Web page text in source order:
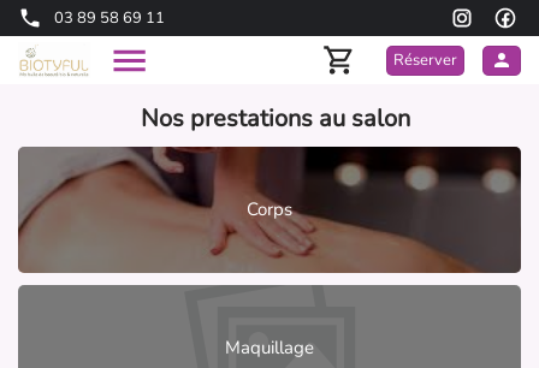
03 89 58 69 11
Réserver
Nos prestations au salon
Corps
Maquillage